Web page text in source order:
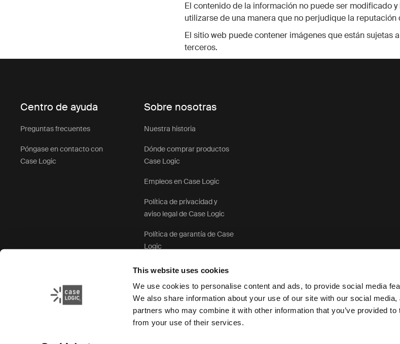
This website uses cookies
We use cookies to personalise content and ads, to provide social media
We also share information about your use of our site with our social
partners who may combine it with other information that you’ve provided to
from your use of their services.
El contenido de la información no puede ser modificado
utilizarse de una manera que no perjudique la reputación
El sitio web puede contener imágenes que están sujetas
terceros.
Centro de ayuda
Preguntas frecuentes
Póngase en contacto con
Case Logic
Sobre nosotras
Nuestra historia
Dónde comprar productos
Case Logic
Empleos en Case Logic
Política de privacidad y
aviso legal de Case Logic
Política de garantía de Case
Logic
Política de privacidad y aviso legal